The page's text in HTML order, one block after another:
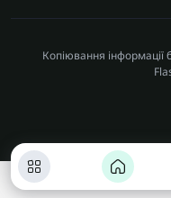
Копіювання